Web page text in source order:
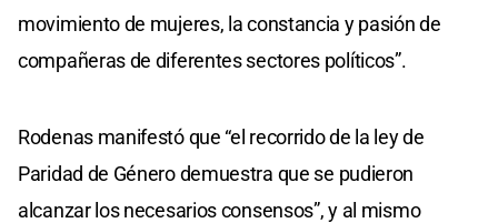
movimiento de mujeres, la constancia y pasión de
compañeras de diferentes sectores políticos”.
Rodenas manifestó que “el recorrido de la ley de
Paridad de Género demuestra que se pudieron
alcanzar los necesarios consensos”, y al mismo